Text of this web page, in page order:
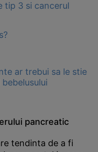
tip 3 si cancerul
ar trebui sa le stie
pancreatic
tendinta de a fi